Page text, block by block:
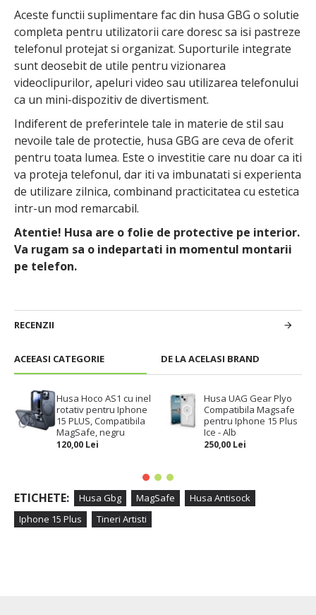
ACEEASI CATEGORIE DE LA ACELASI BRAND
Husa Hoco AS1 cu inel
rotativ pentru Iphone
15 PLUS, Compatibila
MagSafe, negru
120,00 Lei
Husa UAG Gear Plyo
Compatibila Magsafe
pentru Iphone 15 Plus
Ice - Alb
250,00 Lei
Aceste functii suplimentare fac din husa GBG o solutie
completa pentru utilizatorii care doresc sa isi pastreze
telefonul protejat si organizat. Suporturile integrate
sunt deosebit de utile pentru vizionarea
videoclipurilor, apeluri video sau utilizarea telefonului
ca un mini-dispozitiv de divertisment.
Indiferent de preferintele tale in materie de stil sau
nevoile tale de protectie, husa GBG are ceva de oferit
pentru toata lumea. Este o investitie care nu doar ca iti
va proteja telefonul, dar iti va imbunatati si experienta
de utilizare zilnica, combinand practicitatea cu estetica
intr-un mod remarcabil.
Atentie! Husa are o folie de protective pe interior.
Va rugam sa o indepartati in momentul montarii
pe telefon.
RECENZII
ETICHETE: Husa Gbg MagSafe
Husa Antisock
Iphone 15 Plus
Tineri Artisti